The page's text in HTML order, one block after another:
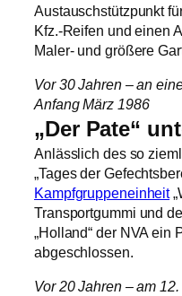
Austauschstützpunkt
Kfz.‑Reifen und einen
Maler‑ und größere
Vor 30 Jahren – an
Anfang März 1986
„Der Pate“
Anlässlich des so
„Tages der
Kampfgruppeneinheit
Transportgummi und
„Holland“ der NVA ein
abgeschlossen.
Vor 20 Jahren – am